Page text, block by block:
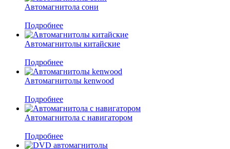
Автомагнитола сони
Подробнее
Автомагнитолы китайские
Подробнее
Автомагнитолы kenwood
Подробнее
Автомагнитола с навигатором
Подробнее